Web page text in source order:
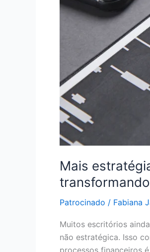
Mais
Patrocinado / Fabiana
Muitos escritórios
não estratégica. Isso
escritórios
jurídicos